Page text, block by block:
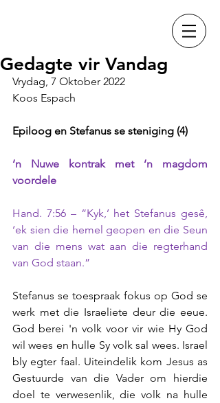
Gedagte vir Vandag
Vrydag, 7 Oktober 2022
Koos Espach
Epiloog en Stefanus se steniging (4)
‘n Nuwe kontrak met ‘n magdom
voordele
Hand. 7:56 – “Kyk,’ het Stefanus gesê,
‘ek sien die hemel geopen en die Seun
van die mens wat aan die regterhand
van God staan.”
Stefanus se toespraak fokus op God se
werk met die Israeliete deur die eeue.
God berei 'n volk voor vir wie Hy God
wil wees en hulle Sy volk sal wees. Israel
bly egter faal. Uiteindelik kom Jesus as
Gestuurde van die Vader om hierdie
doel te verwesenlik, die volk na hulle